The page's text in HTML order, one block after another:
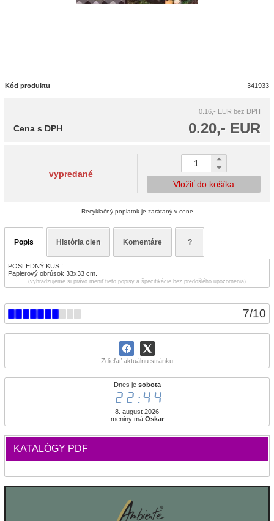
7/10
Zdieľať aktuálnu stránku
Dnes je sobota
22:44
8. august 2026
meniny má Oskar
KATALÓGY PDF
Kód produktu 341933
0.16,- EUR bez DPH
0.20,- EUR
Cena s DPH
vypredané
Vložiť do košíka
Recyklačný poplatok je zarátaný v cene
Popis História cien Komentáre ?
POSLEDNÝ KUS !
Papierový obrúsok 33x33 cm.
(vyhradzujeme si právo meniť tieto popisy a špecifikácie bez predošlého upozornenia)